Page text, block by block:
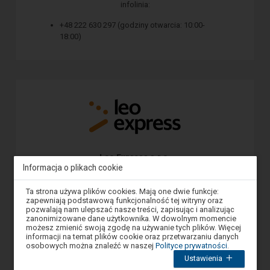
infolinia:
+48 222 630 297 (godziny otwarcia: 10:00-
18:00)
Leo Express s.r.o.
Řehořova 908/4 130 00 Praha,
infolinia:
+48 222 630 297 (8:00-20:00)
Informacja o plikach cookie
Uwaga,
znajdujesz
się
oknie
modalnym.
celu
Ta strona używa plików cookies. Mają one dwie funkcje:
zapewniają podstawową funkcjonalność tej witryny oraz
pozwalają nam ulepszać nasze treści, zapisując i analizując
zanonimizowane dane użytkownika. W dowolnym momencie
możesz zmienić swoją zgodę na używanie tych plików. Więcej
informacji na temat plików cookie oraz przetwarzaniu danych
osobowych można znaleźć w naszej Polityce prywatności.
Ustawienia